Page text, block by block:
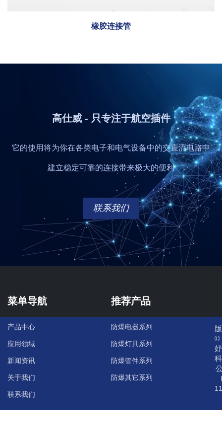
橡胶连接管
高仕威 - 只专注于航空插件
它的使用将为你在各类电子和电气设备中的交直流电路中
建立稳定可靠的连接带来极大的便利
联系我们
菜单导航
产品中心
应用领域
新闻资讯
关于我们
联系我们
推荐产品
防爆电器系列
防爆灯具系列
防爆管件系列
防爆其它系列
©